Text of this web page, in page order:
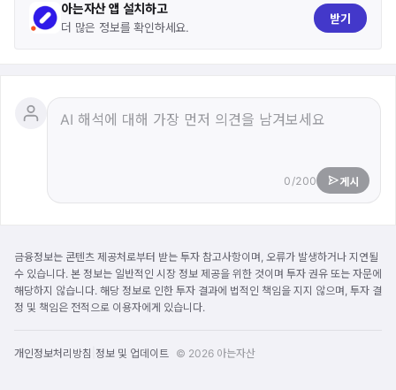
아는자산 앱 설치하고
더 많은 정보를 확인하세요.
받기
0/200 게시
금융정보는 콘텐츠 제공처로부터 받는 투자 참고사항이며, 오류가 발생하거나 지연될
수 있습니다. 본 정보는 일반적인 시장 정보 제공을 위한 것이며 투자 권유 또는 자문에
해당하지 않습니다. 해당 정보로 인한 투자 결과에 법적인 책임을 지지 않으며, 투자 결
정 및 책임은 전적으로 이용자에게 있습니다.
개인정보처리방침 정보 및 업데이트 © 2026 아는자산